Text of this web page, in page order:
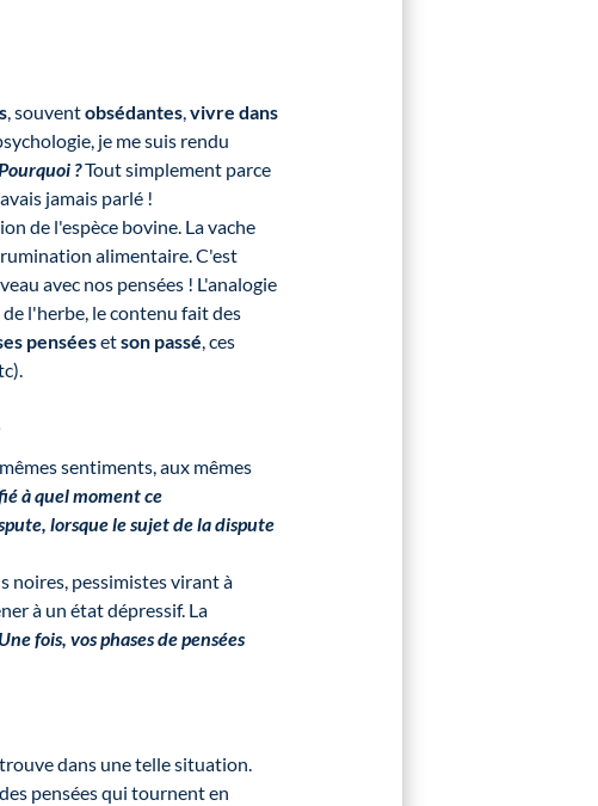
, souventobsédantes,vivre dans
je me suis rendu
?Tout simplement parce
jamais parlé !
de l'espèce bovine. La vache
alimentaire. C'est
avec nos pensées ! L'analogie
l'herbe, le contenu fait des
penséesetson passé, ces
sentiments, aux mêmes
à quel moment ce
lorsque le sujet de la dispute
noires, pessimistes virant à
à un état dépressif. La
Une fois, vos phases de pensées
dans une telle situation.
pensées qui tournent en